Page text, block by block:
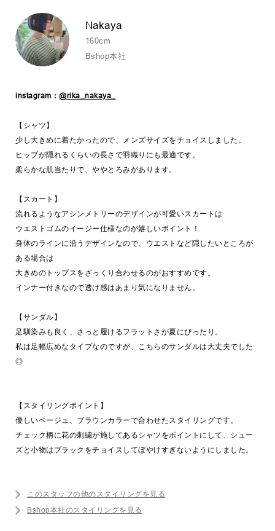
Nakaya
160cm
Bshop本社
instagram： @rika_nakaya_
【シャツ】
少し大きめに着たかったので、メンズサイズをチョイスしました。
ヒップが隠れるくらいの長さで羽織りにも最適です。
柔らかな肌当たりで、ややとろみがあります。
【スカート】
流れるようなアシンメトリーのデザインが可愛いスカートは
ウエストゴムのイージー仕様なのが嬉しいポイント！
身体のラインに沿うデザインなので、ウエストなど隠したいところが
ある場合は
大きめのトップスをざっくり合わせるのがおすすめです。
インナー付きなので透け感はあまり気になりません。
【サンダル】
足馴染みも良く、さっと履けるフラットさが夏にぴったり。
私は足幅広めなタイプなのですが、こちらのサンダルは大丈夫でした
◎
【スタイリングポイント】
優しいベージュ、ブラウンカラーで合わせたスタイリングです。
チェック柄に花の刺繍が施してあるシャツをポイントにして、シュー
ズと小物はブラックをチョイスしてぼやけすぎないようにしました。
このスタッフの他のスタイリングを見る
Bshop本社のスタイリングを見る